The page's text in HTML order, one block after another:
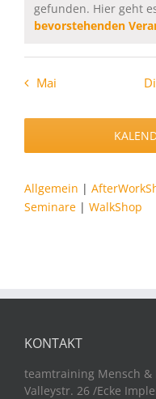
Hinweis
gefunden. Hier geht
bevorstehenden
Mai
Allgemein |
Seminare | WalkShop
KONTAKT
teamtraining Mensch &
Valleystr. 26 /Ecke